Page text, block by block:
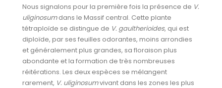
Nous signalons pour la première fois la présence de V.
uliginosumdans le Massif central. Cette plante
tétraploïde se distingue de V. gaultherioides, qui est
diploïde, par ses feuilles odorantes, moins arrondies
et généralement plus grandes, sa floraison plus
abondante et la formation de très nombreuses
réitérations. Les deux espèces se mélangent
rarement, V. uliginosumvivant dans les zones les plus